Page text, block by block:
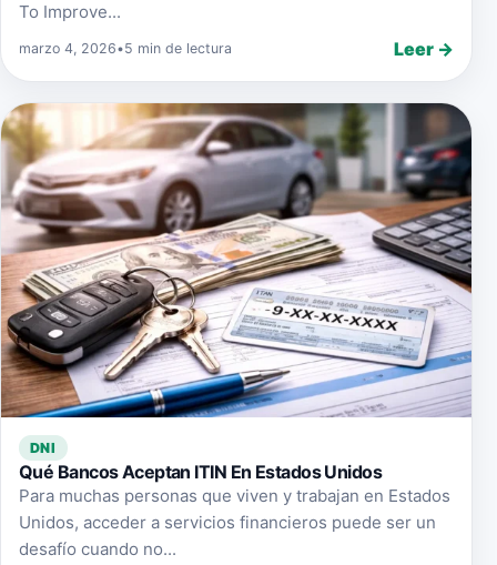
To Improve...
marzo 4, 2026•5 min de lectura Leer →
DNI
Qué Bancos Aceptan ITIN En Estados Unidos
Para muchas personas que viven y trabajan en Estados
Unidos, acceder a servicios financieros puede ser un
desafío cuando no...